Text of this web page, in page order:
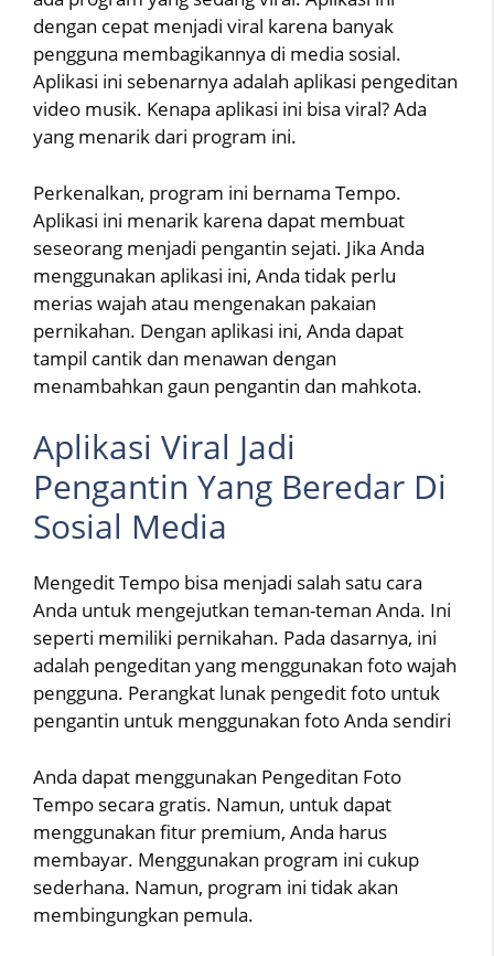
dengan cepat menjadi viral karena banyak
pengguna membagikannya di media sosial.
Aplikasi ini sebenarnya adalah aplikasi pengeditan
video musik. Kenapa aplikasi ini bisa viral? Ada
yang menarik dari program ini.
Perkenalkan, program ini bernama Tempo.
Aplikasi ini menarik karena dapat membuat
seseorang menjadi pengantin sejati. Jika Anda
menggunakan aplikasi ini, Anda tidak perlu
merias wajah atau mengenakan pakaian
pernikahan. Dengan aplikasi ini, Anda dapat
tampil cantik dan menawan dengan
menambahkan gaun pengantin dan mahkota.
Aplikasi Viral Jadi
Pengantin Yang Beredar Di
Sosial Media
Mengedit Tempo bisa menjadi salah satu cara
Anda untuk mengejutkan teman-teman Anda. Ini
seperti memiliki pernikahan. Pada dasarnya, ini
adalah pengeditan yang menggunakan foto wajah
pengguna. Perangkat lunak pengedit foto untuk
pengantin untuk menggunakan foto Anda sendiri
Anda dapat menggunakan Pengeditan Foto
Tempo secara gratis. Namun, untuk dapat
menggunakan fitur premium, Anda harus
membayar. Menggunakan program ini cukup
sederhana. Namun, program ini tidak akan
membingungkan pemula.